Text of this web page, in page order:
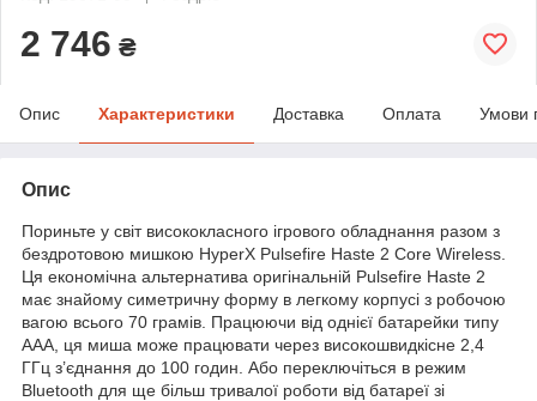
2 746 ₴
Опис Характеристики Доставка Оплата Умови
Опис
Пориньте у світ висококласного ігрового обладнання разом з
бездротовою мишкою HyperX Pulsefire Haste 2 Core Wireless.
Ця економічна альтернатива оригінальній Pulsefire Haste 2
має знайому симетричну форму в легкому корпусі з робочою
вагою всього 70 грамів. Працюючи від однієї батарейки типу
AAA, ця миша може працювати через високошвидкісне 2,4
ГГц з’єднання до 100 годин. Або переключіться в режим
Bluetooth для ще більш тривалої роботи від батареї зі